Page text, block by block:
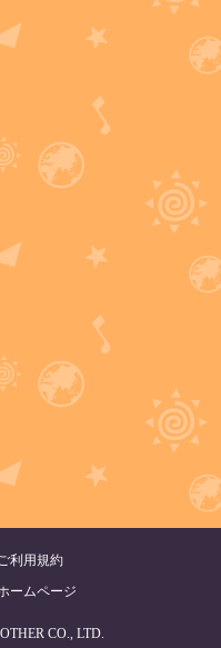
利用規約
ームページ
CO., LTD.